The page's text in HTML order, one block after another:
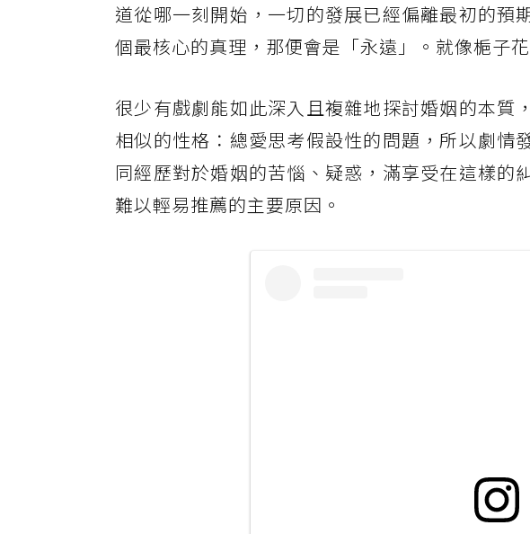
道從哪一刻開始，一切的發展已經偏離最初的預
個最核心的真理，那便會是「永遠」。就像梔子
很少有戲劇能如此深入且複雜地探討婚姻的本質
相似的性格：總愛思考假設性的問題，所以劇情
同經歷對於婚姻的苦惱、疑惑，滿享受在這樣的
難以輕易推薦的主要原因。